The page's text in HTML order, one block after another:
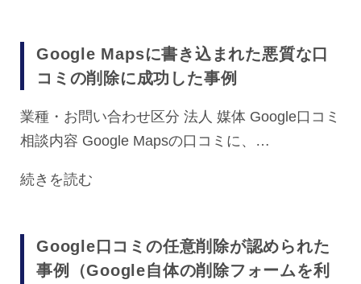
Google Mapsに書き込まれた悪質な口
コミの削除に成功した事例
業種・お問い合わせ区分 法人 媒体 Google口コミ
相談内容 Google Mapsの口コミに、…
続きを読む
Google口コミの任意削除が認められた
事例（Google自体の削除フォームを利